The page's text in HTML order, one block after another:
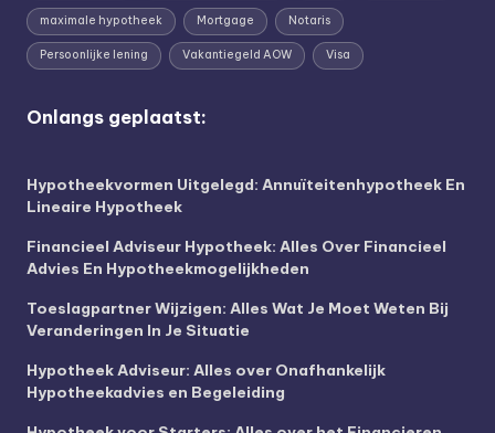
maximale hypotheek Mortgage Notaris
Persoonlijke lening Vakantiegeld AOW Visa
Onlangs geplaatst:
Hypotheekvormen Uitgelegd: Annuïteitenhypotheek En
Lineaire Hypotheek
Financieel Adviseur Hypotheek: Alles Over Financieel
Advies En Hypotheekmogelijkheden
Toeslagpartner Wijzigen: Alles Wat Je Moet Weten Bij
Veranderingen In Je Situatie
Hypotheek Adviseur: Alles over Onafhankelijk
Hypotheekadvies en Begeleiding